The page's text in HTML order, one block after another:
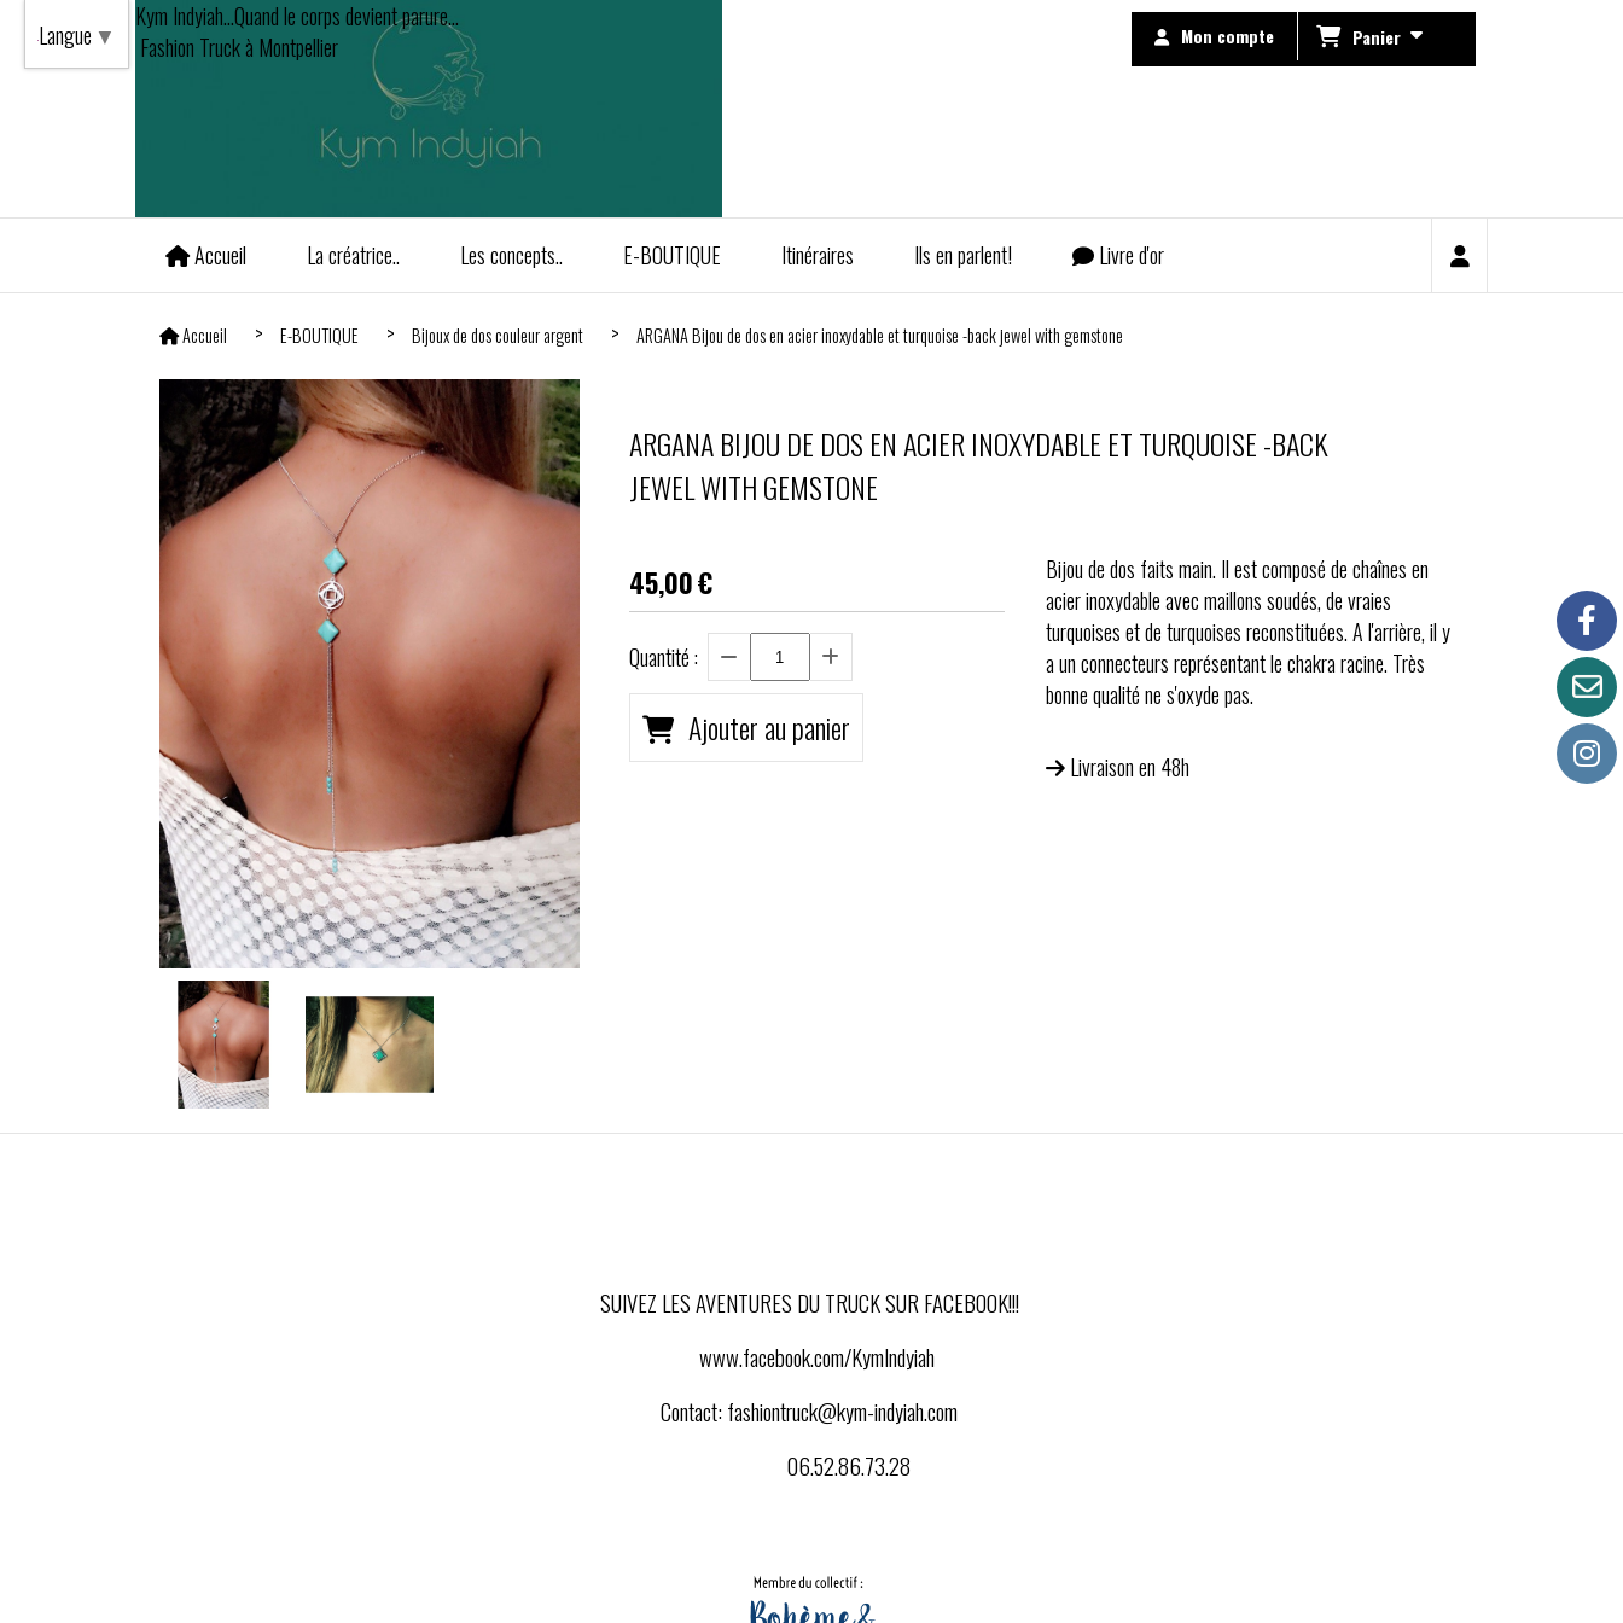
Kym Indyiah...Quand le corps devient parure...
Fashion Truck à Montpellier
Mon compte Panier
Accueil La créatrice.. Les concepts.. E-BOUTIQUE Itinéraires Ils en parlent! Livre d'or
Accueil E-BOUTIQUE Bijoux de dos couleur argent ARGANA Bijou de dos en acier inoxydable et turquoise -back jewel with gemstone
ARGANA BIJOU DE DOS EN ACIER INOXYDABLE ET TURQUOISE -BACK
JEWEL WITH GEMSTONE
45,00€
Quantité :
Ajouter au panier
Bijou de dos faits main. Il est composé de chaînes en
acier inoxydable avec maillons soudés, de vraies
turquoises et de turquoises reconstituées. A l'arrière, il y
a un connecteurs représentant le chakra racine. Très
bonne qualité ne s'oxyde pas.
Livraison en 48h
SUIVEZ LES AVENTURES DU TRUCK SUR FACEBOOK!!!
www.facebook.com/KymIndyiah
Contact:fashiontruck@kym-indyiah.com
06.52.86.73.28
Langue ▼